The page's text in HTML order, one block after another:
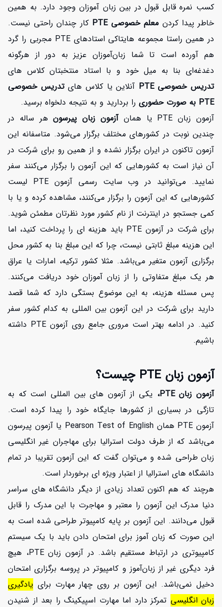
کسب نمره قابل قبول در بین زبان آموزان وجود دارد. به همین
خاطر پیدا کردن معلم خصوصی PTE
کار چندان راحتی نیست.
در همین راستا مجموعه هایتاکی استادهای PTE مجربی را گرد
هم آورده است تا شما زبان‌آموزان عزیز به دور از هرگونه
دغدغه‌ای بنا به میل خود و با استاد منتخبتان کلاس های
تدریس خصوصی PTE
آنلاین یا کلاس هایتدریس خصوصی
PTE به صورت حضوری
را بردارید و به نتیجه دلخواه برسید.
آزمون زبان PTE یا همان
آزمون زبان پیرسونهر ساله در
چندین نوبت در کشورهای مختلف برگزار می‌شود. متاسفانه این
آزمون تاکنون در ایران برگزار نشده و از همین رو برای شرکت در
آن نیاز است به کشورهایی که این آزمون را برگزار می‌کنند سفر
نمایید. می‌توانید در وب سایت رسمی آزمون PTE لیست
کشورهایی که این آزمون را برگزار می‌کنند، مشاهده کرده و یا با
کمی جستجو در اینترنت از نام کشور مورد نظرتان مطمئن شوید.
برای شرکت در آزمون PTE باید هزینه ای را پرداخت کنید، اما
این هزینه مبلغ ثابتی نیست، چرا که این مبلغ بنا به کشور محل
برگزاری آزمون متغیر می‌باشد. مثلا کشور ترکیه، امارات یا عراق
هر یک مبلغ متفاوتی را از زبان آموزان خود دریافت می‌کنند.
پس مسئله هزینه، به این موضوع بستگی دارد که شما قصد
دارید برای شرکت در این آزمون بین المللی به کدام کشور سفر
کنید. در ادامه بهتر است مروری جامع روی آزمون PTE داشته
باشیم.
آزمون زبان PTE چیست؟
آزمون زبان PTE،
یکی از آزمون های بین المللی است که به
تازگی در بسیاری از کشورها جایگاه خود را پیدا کرده است.
آزمون PTE همان Pearson Test of English یا آزمون پیرسون
می‌باشد که از طرف دولت استرالیا برای مهاجران غیر انگلیسی
زبان طراحی شده و می‌توان گفت که این آزمون تقریبا در تمام
دانشگاه های استرالیا از اعتبار ویژه ای برخوردار است.
هرچند که هم اکنون تعداد زیادی از دیگر دانشگاه های سراسر
دنیا مدرک این آزمون را معتبر و مهاجرت با این مدرک را قابل
قبول می‌دانند. این آزمون بر پایه کامپیوتر طراحی شده است به
این صورت که زبان آموز برای امتحان دادن باید با یک سیستم
کامپیوتری در ارتباط مستقیم باشد. در آزمون زبان PTE، هیچ
فرد دیگری غیر از زبان‌آموز و کامپیوتر در پروسه برگزاری امتحان
دخیل نمی‌باشد. این آزمون بر روی چهار مهارت برای یادگیری
زبان انگلیسی تمرکز دارد اما مهارت اسپیکینگ را بعد از شنیدن